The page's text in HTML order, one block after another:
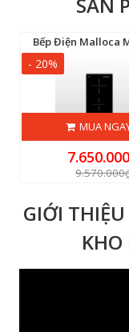
Bếp Điện Malloca
- 20%
MUA
GIỚI
KHO